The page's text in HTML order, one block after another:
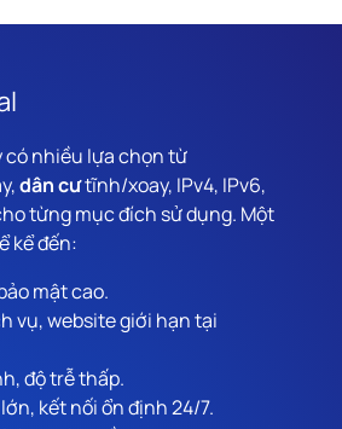
có nhiều lựa chọn từ
dân cưtĩnh/xoay, IPv4, IPv6,
từng mục đích sử dụng. Một
kể đến:
mật cao.
vụ, website giới hạn tại
độ trễ thấp.
kết nối ổn định 24/7.